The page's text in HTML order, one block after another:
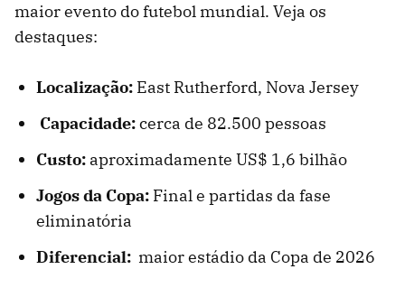
maior evento do futebol mundial. Veja os
destaques:
Localização: East Rutherford, Nova Jersey
Capacidade:cerca de 82.500 pessoas
Custo: aproximadamente US$ 1,6 bilhão
Jogos da Copa: Final e partidas da fase
eliminatória
Diferencial: maior estádio da Copa de 2026